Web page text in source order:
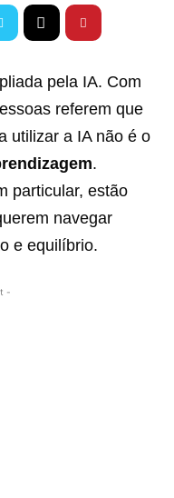
pela IA. Com
referem que
utilizar a IA não é o
.
particular, estão
navegar
e equilíbrio.
-